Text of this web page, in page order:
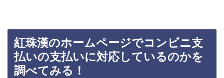
紅珠漢のホームページでコンビニ支
払いの支払いに対応しているのかを
調べてみる！